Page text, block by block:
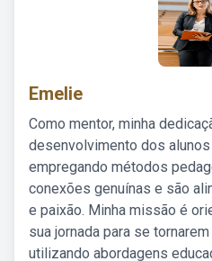
Emelie
Como mentor, minha
desenvolvimento dos
empregando métodos
conexões genuínas e são
e paixão. Minha missão é
sua jornada para se
utilizando abordagens